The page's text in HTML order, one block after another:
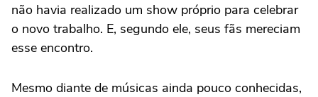
não havia realizado um show próprio para celebrar
o novo trabalho. E, segundo ele, seus fãs mereciam
esse encontro.
Mesmo diante de músicas ainda pouco conhecidas,